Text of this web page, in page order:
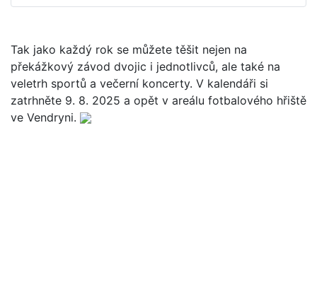
Tak jako každý rok se můžete těšit nejen na
překážkový závod dvojic i jednotlivců, ale také na
veletrh sportů a večerní koncerty. V kalendáři si
zatrhněte 9. 8. 2025 a opět v areálu fotbalového hřiště
ve Vendryni.